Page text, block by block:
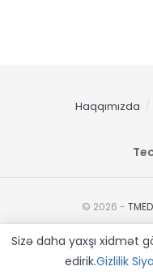
Haqqımızda
© 2026 -
Sizə daha yaxşı xidmət
edirik.Gizlilik